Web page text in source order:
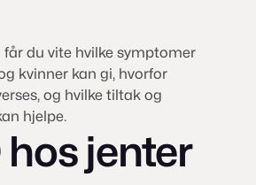
får du vite hvilke symptomer
kvinner kan gi, hvorfor
og hvilke tiltak og
hjelpe.
jenter